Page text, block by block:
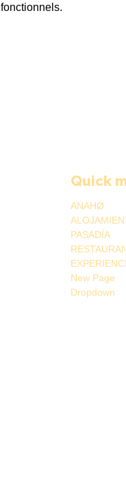
Quick
ANAHØ
PASADÍA
New Page
Dropdown